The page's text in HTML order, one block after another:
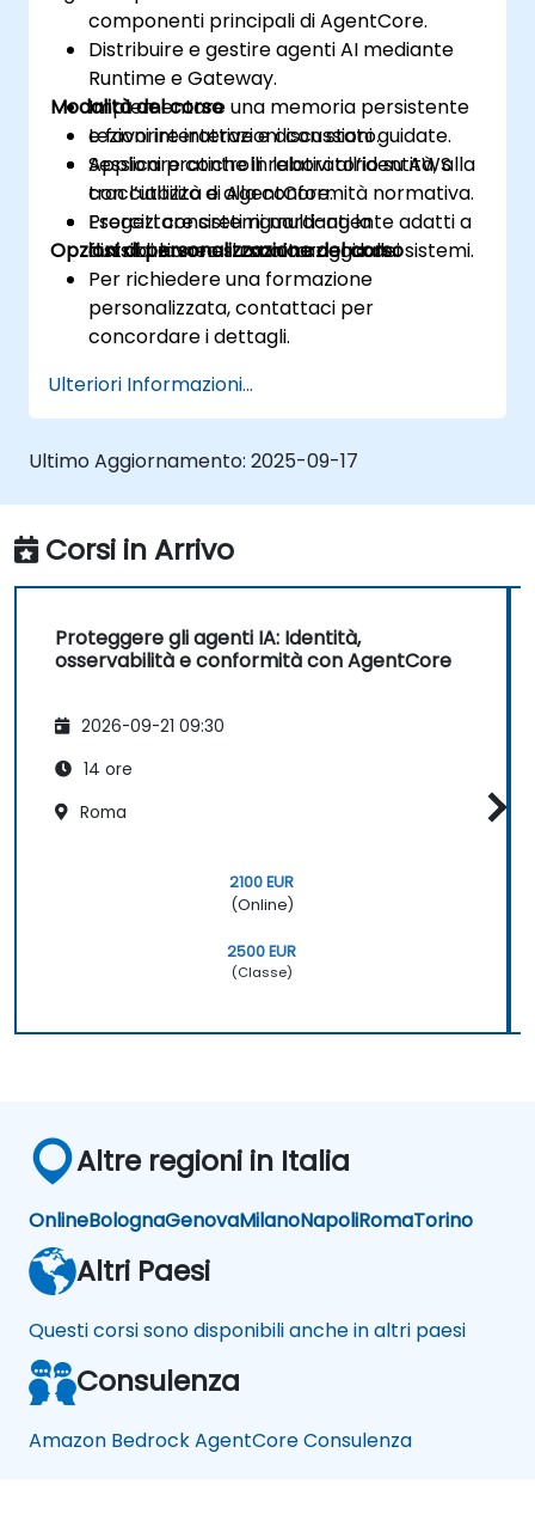
componenti principali di AgentCore.
Distribuire e gestire agenti AI mediante
Runtime e Gateway.
Implementare una memoria persistente
e favorire interazioni con stato.
Applicare controlli relativi all’identità, alla
tracciabilità e alla conformità normativa.
Progettare sistemi multi-agente adatti a
flussi di lavoro su scala aziendale.
Modalità del corso
Lezioni interattive e discussioni guidate.
Sessioni pratiche in laboratorio su AWS
con l’utilizzo di AgentCore.
Esercizi concreti riguardanti la
distribuzione e il monitoraggio dei sistemi.
Opzioni di personalizzazione del corso
Per richiedere una formazione
personalizzata, contattaci per
concordare i dettagli.
Ulteriori Informazioni...
Ultimo Aggiornamento: 2025-09-17
Corsi in Arrivo
Proteggere gli agenti IA: Identità,
osservabilità e conformità con AgentCore
2026-09-21 09:30
14 ore
Roma
2100 EUR
(Online)
2500 EUR
(Classe)
Altre regioni in Italia
OnlineBolognaGenovaMilanoNapoliRomaTorino
Altri Paesi
Questi corsi sono disponibili anche in altri paesi
Consulenza
Amazon Bedrock AgentCore Consulenza